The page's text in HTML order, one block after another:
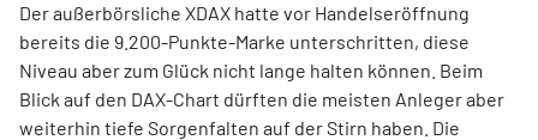
Der außerbörsliche XDAX hatte vor Handelseröffnung
bereits die 9.200-Punkte-Marke unterschritten, diese
Niveau aber zum Glück nicht lange halten können. Beim
Blick auf den DAX-Chart dürften die meisten Anleger aber
weiterhin tiefe Sorgenfalten auf der Stirn haben. Die